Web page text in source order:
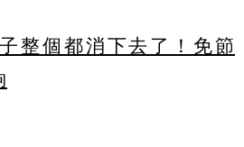
整個都消下去了！免節